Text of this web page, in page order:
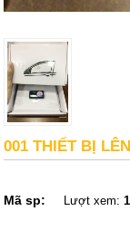
001 THIẾT BỊ
Mã sp: Lượt xem: